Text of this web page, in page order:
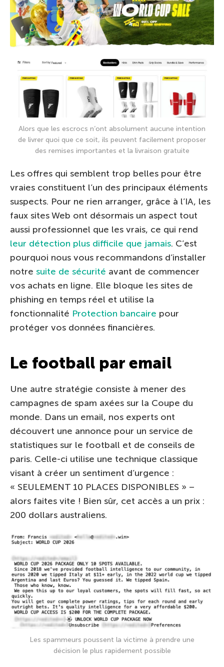
Alors que les escrocs n’ont absolument aucune intention
de livrer quoi que ce soit, ils peuvent facilement proposer
des remises importantes et la livraison gratuite
Les offres qui semblent trop belles pour être
vraies constituent l’un des principaux éléments
suspects. Pour ne rien arranger, grâce à l’IA, les
faux sites Web ont désormais un aspect tout
aussi professionnel que les vrais, ce qui rend
leur détection plus difficile que jamais. C’est
pourquoi nous vous recommandons d’installer
notre suite de sécurité avant de commencer
vos achats en ligne. Elle bloque les sites de
phishing en temps réel et utilise la
fonctionnalité Protection bancaire pour
protéger vos données financières.
Le football par email
Une autre stratégie consiste à mener des
campagnes de spam axées sur la Coupe du
monde. Dans un email, nos experts ont
découvert une annonce pour un service de
statistiques sur le football et de conseils de
paris. Celle-ci utilise une technique classique
visant à créer un sentiment d’urgence :
« SEULEMENT 10 PLACES DISPONIBLES » –
alors faites vite ! Bien sûr, cet accès a un prix :
200 dollars australiens.
Les spammeurs poussent la victime à prendre une
décision le plus rapidement possible